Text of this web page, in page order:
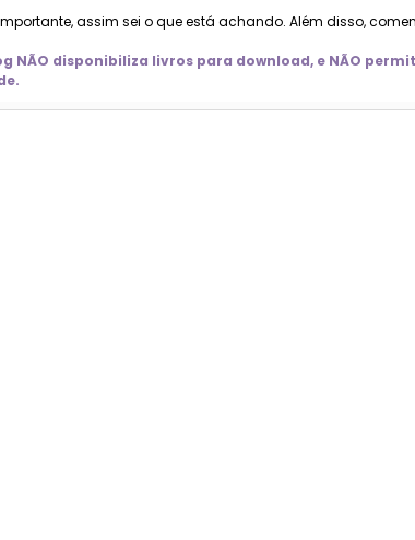
assim sei o que está achando. Além disso,
NÃO disponibiliza livros para download, e NÃO